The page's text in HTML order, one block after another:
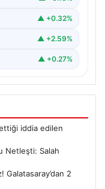
▲ +0.32%
▲ +2.59%
▲ +0.27%
iddia edilen
Netleşti: Salah
Galatasaray’dan 2